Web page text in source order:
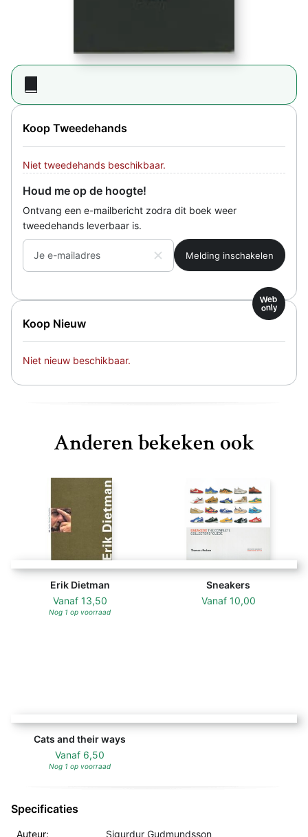
Koop Tweedehands
Niet tweedehands beschikbaar.
Houd me op de hoogte!
Ontvang een e-mailbericht zodra dit boek weer
tweedehands leverbaar is.
Je e-mailadres
Koop Nieuw
Web
only
Niet nieuw beschikbaar.
Anderen bekeken ook
Erik Dietman
Vanaf 13,50
Nog 1 op voorraad
Sneakers
Vanaf 10,00
Cats and their ways
Vanaf 6,50
Nog 1 op voorraad
Specificaties
Auteur: Sigurdur Gudmundsson